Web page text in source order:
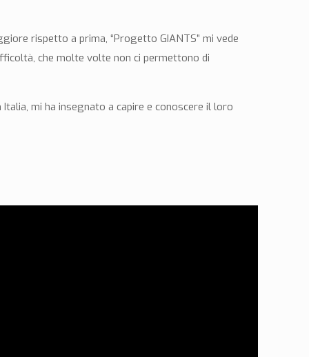
rispetto a prima, “Progetto GIANTS” mi vede
che molte volte non ci permettono di
mi ha insegnato a capire e conoscere il loro